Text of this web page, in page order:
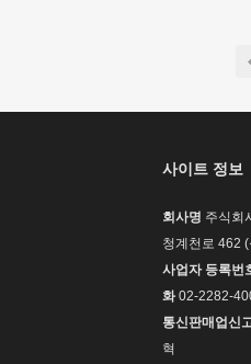
사이트 정보
회사명 주식회
청계천로 462
사업자 등록번
화02-2282-
통신판매업신
혁